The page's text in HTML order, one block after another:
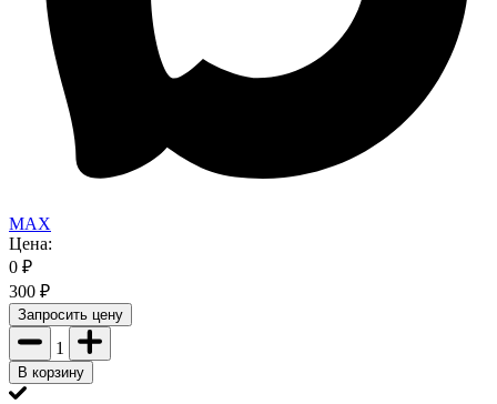
MAX
Цена:
0 ₽
300 ₽
Запросить цену
1
В корзину